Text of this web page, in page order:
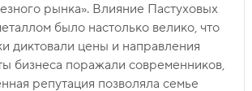
рынка». Влияние Пастуховых
было настолько велико, что
диктовали цены и направления
бизнеса поражали современников,
репутация позволяла семье